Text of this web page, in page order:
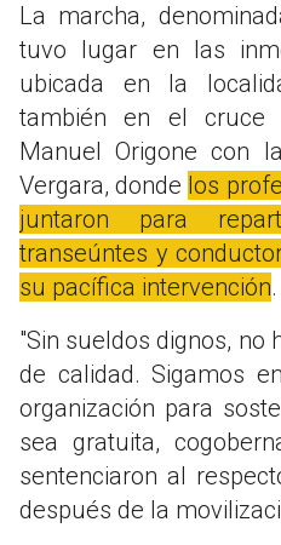
La marcha,
tuvo lugar en las
ubicada en la
también en el cruce
Manuel Origone con
Vergara, donde los
juntaron para
transeúntes y
su pacífica intervención.
"Sin sueldos dignos, no
de calidad. Sigamos
organización para
sea gratuita,
sentenciaron al
después de la